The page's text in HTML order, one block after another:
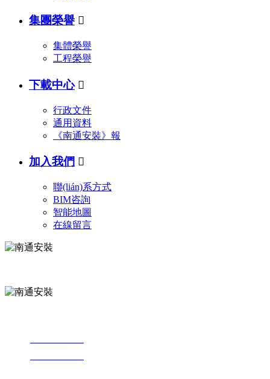
集團榮譽 
集體榮譽
工程榮譽
下載中心 
行政文件
通用資料
《南通安裝》報
加入我們 
聯(lián)系方式
BIM咨詢
智能地圖
在線留言